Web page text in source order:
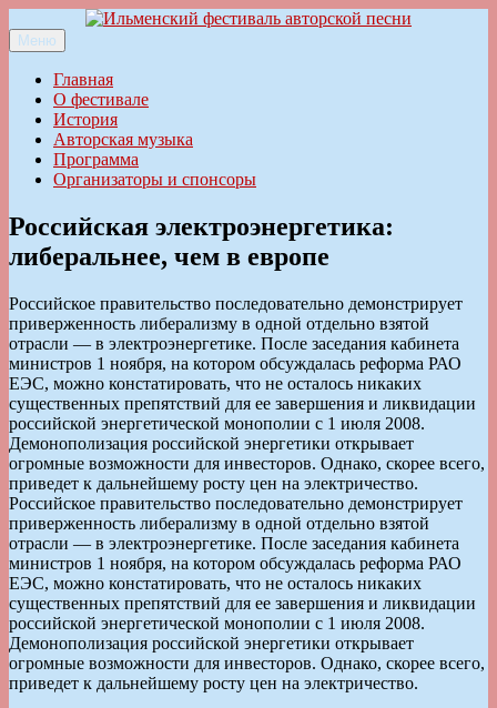
к
содержимому
Ильменский фестиваль авторской песни
Меню
Главная
О фестивале
История
Авторская музыка
Программа
Организаторы и спонсоры
Российская электроэнергетика:
либеральнее, чем в европе
Российское правительство последовательно демонстрирует
приверженность либерализму в одной отдельно взятой
отрасли — в электроэнергетике. После заседания кабинета
министров 1 ноября, на котором обсуждалась реформа РАО
ЕЭС, можно констатировать, что не осталось никаких
существенных препятствий для ее завершения и ликвидации
российской энергетической монополии с 1 июля 2008.
Демонополизация российской энергетики открывает
огромные возможности для инвесторов. Однако, скорее всего,
приведет к дальнейшему росту цен на электричество.
Российское правительство последовательно демонстрирует
приверженность либерализму в одной отдельно взятой
отрасли — в электроэнергетике. После заседания кабинета
министров 1 ноября, на котором обсуждалась реформа РАО
ЕЭС, можно констатировать, что не осталось никаких
существенных препятствий для ее завершения и ликвидации
российской энергетической монополии с 1 июля 2008.
Демонополизация российской энергетики открывает
огромные возможности для инвесторов. Однако, скорее всего,
приведет к дальнейшему росту цен на электричество.